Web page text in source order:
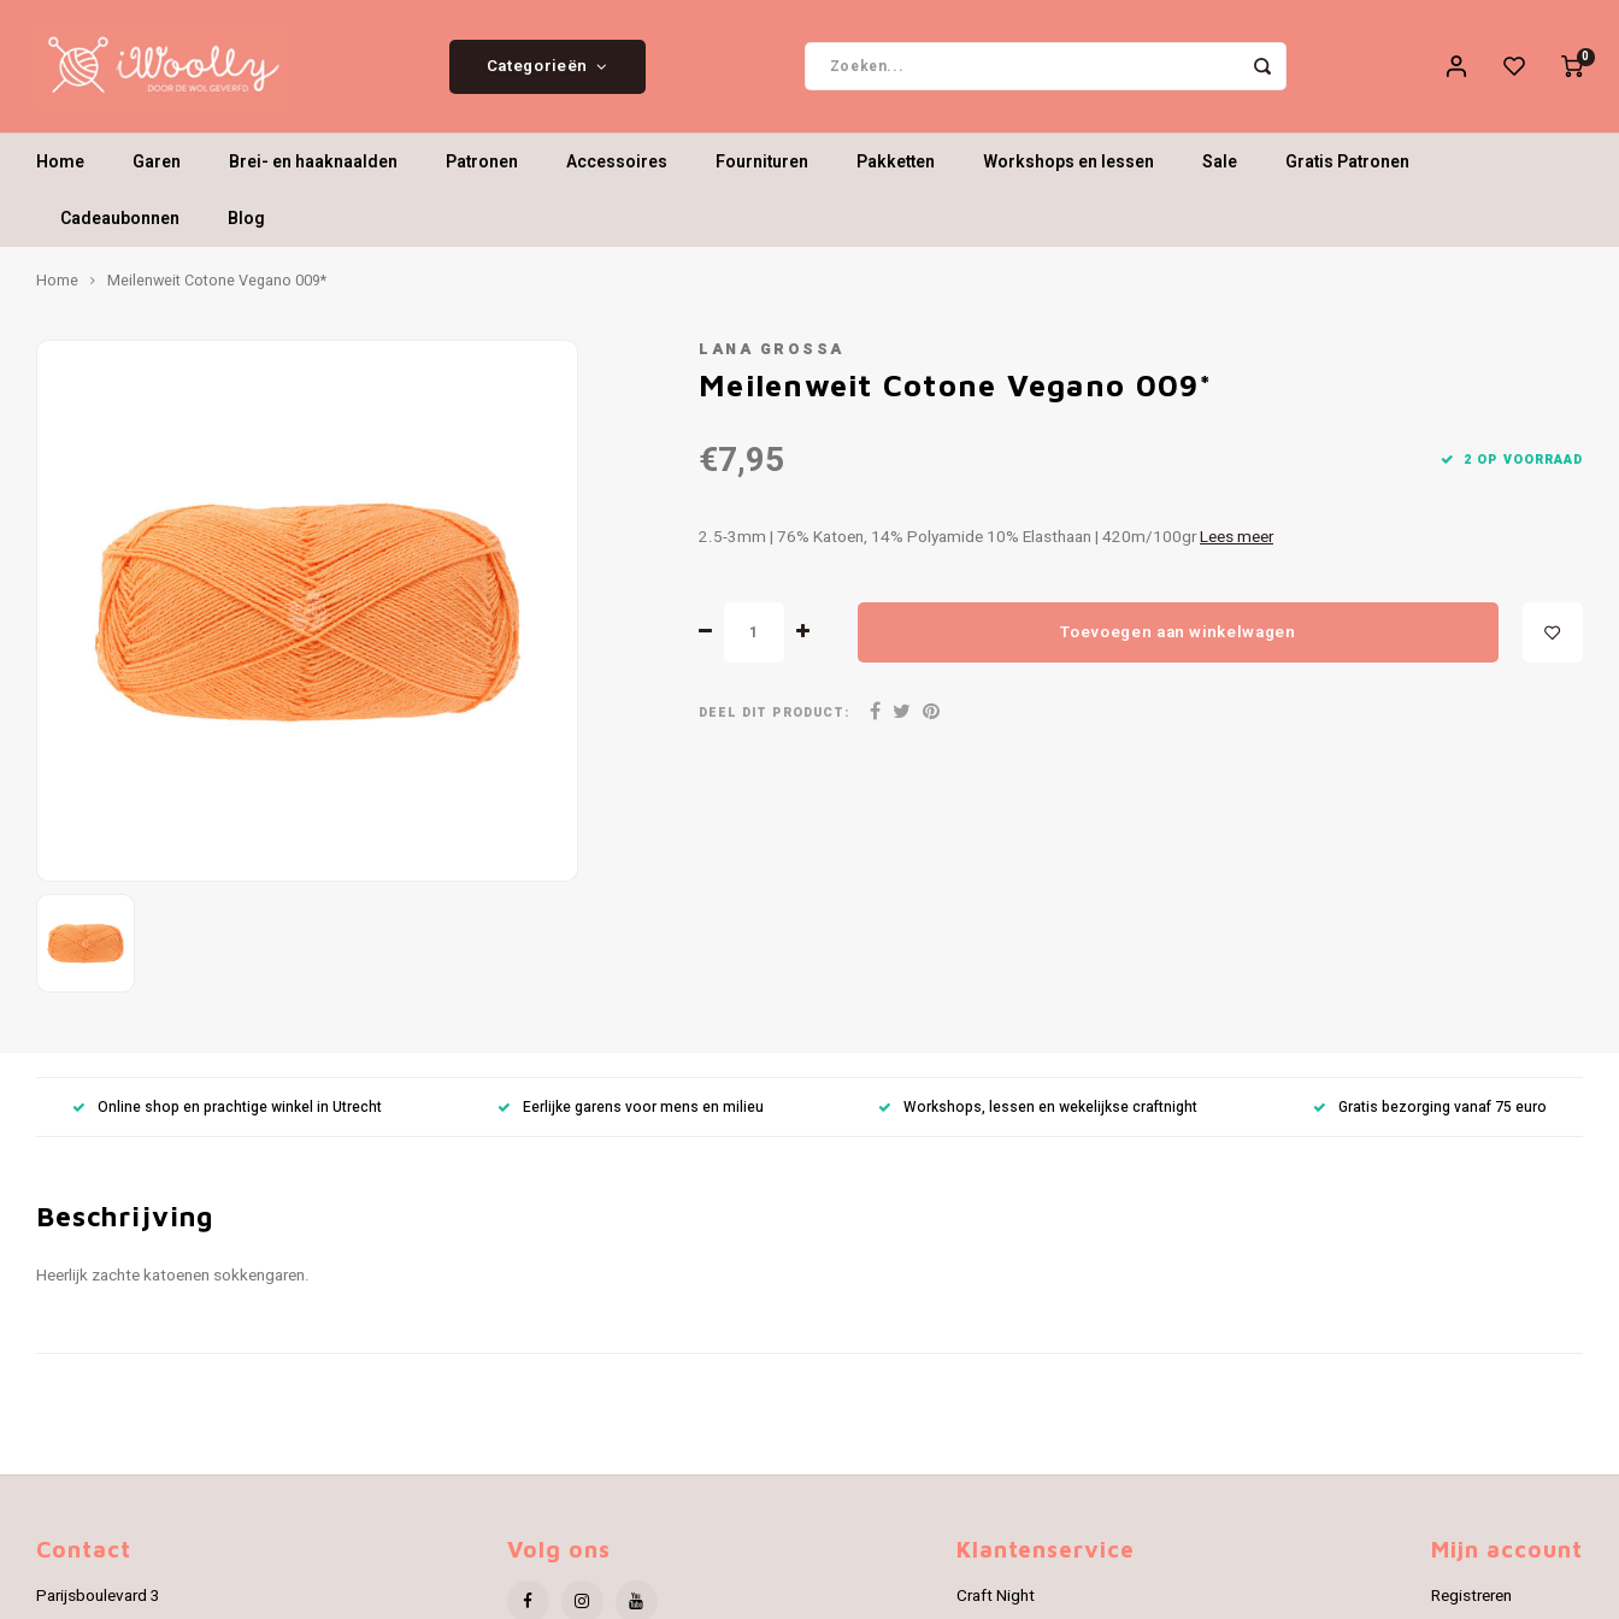
Categorieën 0
Home Garen Brei- en haaknaalden Patronen Accessoires Fournituren Pakketten Workshops en lessen Sale Gratis Patronen
Cadeaubonnen Blog
Home Meilenweit Cotone Vegano 009*
LANA GROSSA
Meilenweit Cotone Vegano 009*
€7,95 2 OP VOORRAAD
2.5-3mm | 76% Katoen, 14% Polyamide 10% Elasthaan | 420m/100grLees meer
Toevoegen aan winkelwagen
DEEL DIT PRODUCT:
Online shop en prachtige winkel in Utrecht Eerlijke garens voor mens en milieu Workshops, lessen en wekelijkse craftnight Gratis bezorging vanaf 75 euro
Beschrijving
Heerlijk zachte katoenen sokkengaren.
Contact
Parijsboulevard 3
Volg ons Klantenservice
Craft Night
Mijn account
Registreren